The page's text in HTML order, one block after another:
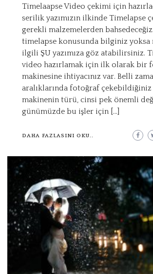
Timelaapse Video çekimi için
serilik yazımızın ilkinde Timelapse
gerekli malzemelerden
timelapse konusunda bilginiz yoksa
ilgili ŞU yazımıza göz atabilirsiniz.
video hazırlamak için ilk olarak bir
makinesine ihtiyacınız var. Belli
aralıklarında fotoğraf çekebildiğiniz
makinenin türü, cinsi pek önemli
günümüzde bu işler için […]
DAHA FAZLASINI OKU..